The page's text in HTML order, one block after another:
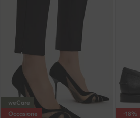
weCare
Occasione
-18%